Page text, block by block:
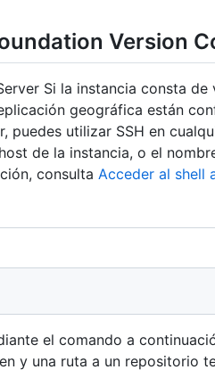
Version
Si la instancia consta de
geográfica están
puedes utilizar SSH en
de la instancia, o el
consulta Acceder al shell
el comando a
y una ruta a un repositorio